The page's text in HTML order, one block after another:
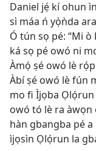
Daniel jẹ́ kí ohun
sì máa ń yọ̀ǹda
Ó tún sọ pé: “Mi
ká sọ pé owó ni
Àmọ́ ṣé owó lè
Àbí ṣé owó lè fún
mo fi Ìjọba Ọlọ́run
owó tó lè ra àwọn
hàn gbangba pé
ìjọsìn Ọlọ́run la